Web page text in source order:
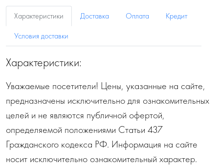
Характеристики Доставка Оплата
Кредит
Условия доставки
Характеристики:
Уважаемые посетители! Цены, указанные на сайте,
предназначены исключительно для ознакомительных
целей и не являются публичной офертой,
определяемой положениями Статьи 437
Гражданского кодекса РФ. Информация на сайте
носит исключительно ознакомительный характер.